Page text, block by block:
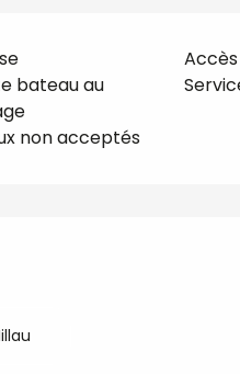
bateau au
non acceptés